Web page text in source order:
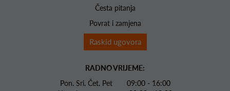
Česta pitanja
Povrat i zamjena
Raskid ugovora
RADNO VRIJEME:
Pon. Sri. Čet. Pet 09:00 - 16:00